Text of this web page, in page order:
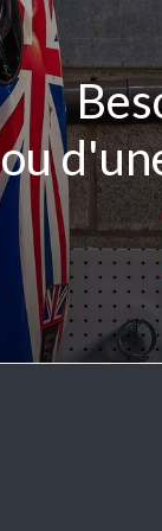
ou